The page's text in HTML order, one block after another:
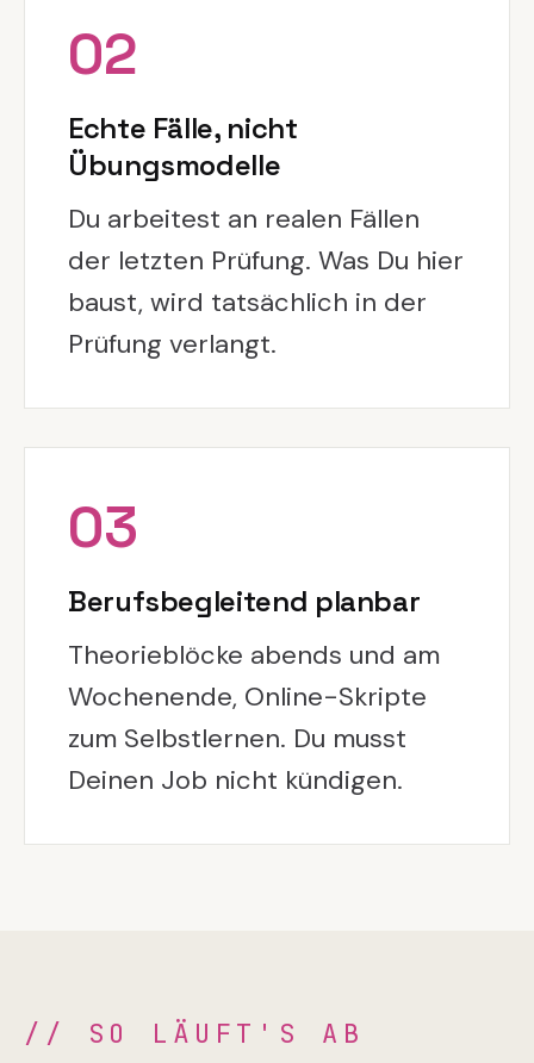
02
Echte Fälle, nicht
Übungsmodelle
Du arbeitest an realen Fällen
der letzten Prüfung. Was Du hier
baust, wird tatsächlich in der
Prüfung verlangt.
03
Berufsbegleitend planbar
Theorieblöcke abends und am
Wochenende, Online-Skripte
zum Selbstlernen. Du musst
Deinen Job nicht kündigen.
// SO LÄUFT'S AB